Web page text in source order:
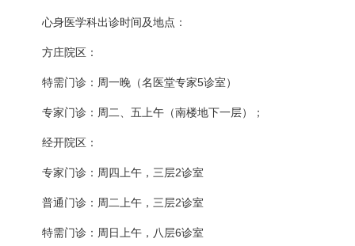
心身医学科出诊时间及地点：
方庄院区：
特需门诊：周一晚（名医堂专家5诊室）
专家门诊：周二、五上午（南楼地下一层）；
经开院区：
专家门诊：周四上午，三层2诊室
普通门诊：周二上午，三层2诊室
特需门诊：周日上午，八层6诊室